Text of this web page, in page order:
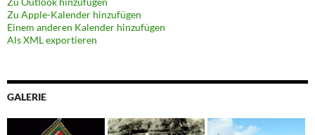
Zu Apple-Kalender hinzufügen
Einem anderen Kalender hinzufügen
Als XML exportieren
GALERIE